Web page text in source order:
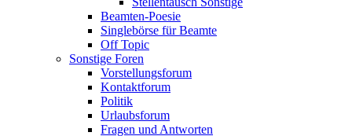
Beamten-Poesie
Singlebörse für Beamte
Off Topic
Sonstige Foren
Vorstellungsforum
Kontaktforum
Politik
Urlaubsforum
Fragen und Antworten